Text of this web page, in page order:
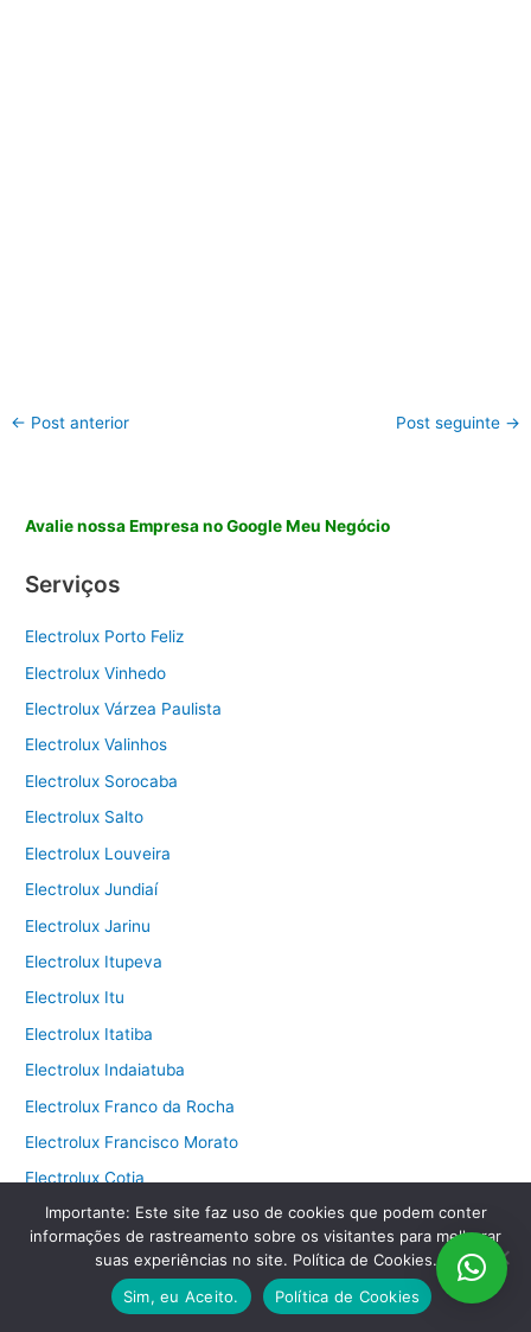
← Post anterior Post seguinte →
Avalie nossa Empresa no Google Meu Negócio
Serviços
Electrolux Porto Feliz
Electrolux Vinhedo
Electrolux Várzea Paulista
Electrolux Valinhos
Electrolux Sorocaba
Electrolux Salto
Electrolux Louveira
Electrolux Jundiaí
Electrolux Jarinu
Electrolux Itupeva
Electrolux Itu
Electrolux Itatiba
Electrolux Indaiatuba
Electrolux Franco da Rocha
Electrolux Francisco Morato
Electrolux Cotia
Electrolux Campo Limpo Paulista
Electrolux Campinas
Electrolux Caieiras
Importante: Este site faz uso de cookies que podem conter
informações de rastreamento sobre os visitantes para melhorar
suas experiências no site. Política de Cookies.
Sim, eu Aceito.
Política de Cookies